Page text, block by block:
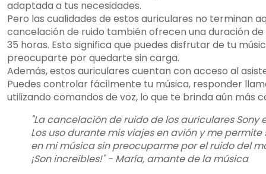
adaptada a tus necesidades.
Pero las cualidades de estos auriculares no terminan
cancelación de ruido también ofrecen una duración
35 horas. Esto significa que puedes disfrutar de tu
preocuparte por quedarte sin carga.
Además, estos auriculares cuentan con acceso al
Puedes controlar fácilmente tu música, responder
utilizando comandos de voz, lo que te brinda aún más
"La cancelación de ruido de los auriculares
Los uso durante mis viajes en avión y me
en mi música sin preocuparme por el ruido del
¡Son increíbles!" - María, amante de la música